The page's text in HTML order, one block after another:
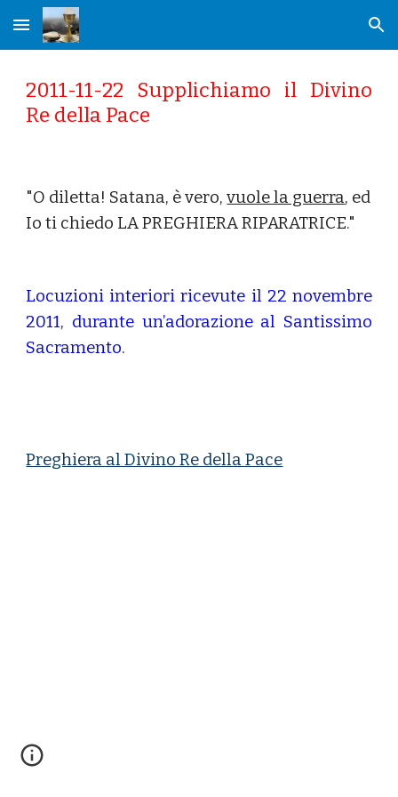
Skip to main content Skip to navigation
2011-11-22 Supplichiamo il Divino
Re della Pace
"O diletta! Satana, è vero, vuole la guerra, ed
Io ti chiedo LA PREGHIERA RIPARATRICE."
Locuzioni interiori ricevute il 22 novembre
2011, durante un’adorazione al Santissimo
Sacramento.
Preghiera al Divino Re della Pace